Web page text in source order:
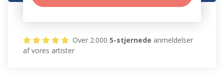
Over 2.0005-stjernede anmeldelser
af vores artister